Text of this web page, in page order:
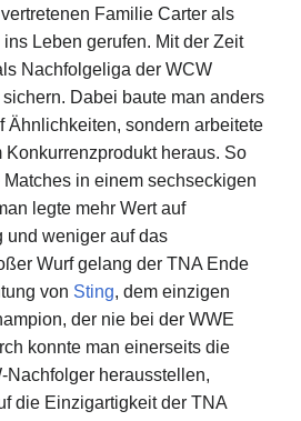
Familie Carter als
Leben gerufen. Mit der Zeit
Nachfolgeliga der WCW
Dabei baute man anders
Ähnlichkeiten, sondern arbeitete
heraus. So
in einem sechseckigen
legte mehr Wert auf
und weniger auf das
Wurf gelang der TNA Ende
von Sting, dem einzigen
der nie bei der WWE
konnte man einerseits die
Nachfolger herausstellen,
die Einzigartigkeit der TNA